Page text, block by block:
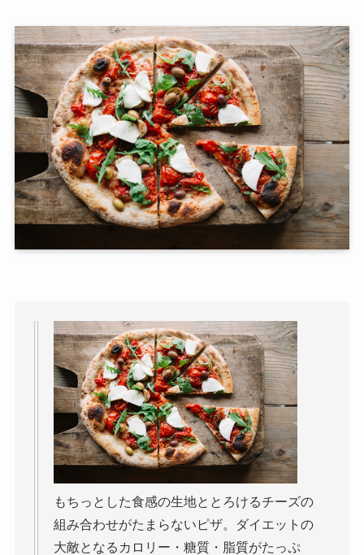
もちっとした食感の生地ととろけるチーズの
組み合わせがたまらないピザ。ダイエットの
大敵となるカロリー・糖質・脂質がたっぷ